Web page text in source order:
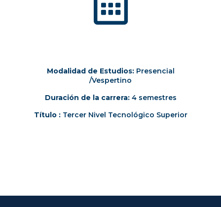
Modalidad de Estudios:Presencial
/Vespertino
Duración de la carrera:4 semestres
Título :Tercer Nivel Tecnológico Superior